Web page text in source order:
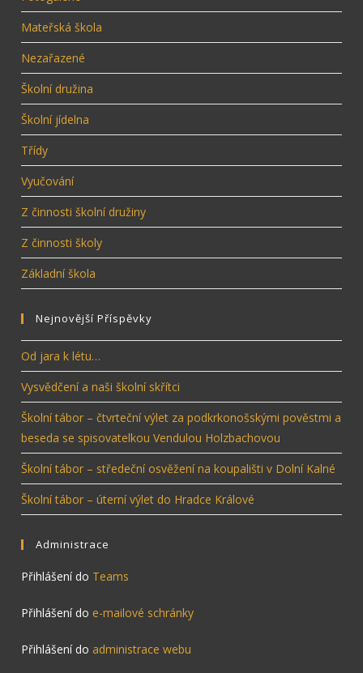
Mateřská škola
Nezařazené
Školní družina
Školní jídelna
Třídy
Vyučování
Z činnosti školní družiny
Z činnosti školy
Základní škola
Nejnovější Příspěvky
Od jara k létu…
Vysvědčení a naši školní skřítci
Školní tábor – čtvrteční výlet za podkrkonošskými pověstmi a
beseda se spisovatelkou Vendulou Holzbachovou
Školní tábor – středeční osvěžení na koupališti v Dolní Kalné
Školní tábor – úterní výlet do Hradce Králové
Administrace
Přihlášení do Teams
Přihlášení do e-mailové schránky
Přihlášení do administrace webu